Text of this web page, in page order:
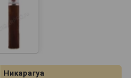
Никарагуа